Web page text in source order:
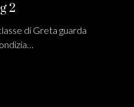
2
di Greta guarda